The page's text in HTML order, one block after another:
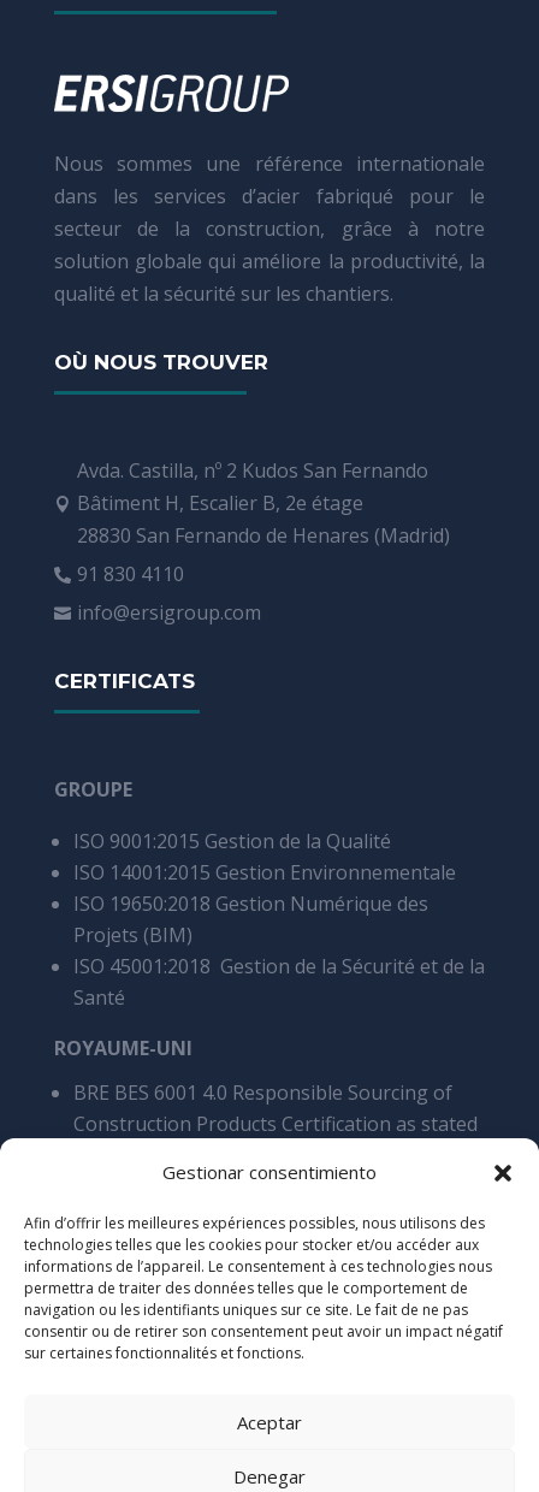
Gestionar consentimiento
Afin d’offrir les meilleures expériences possibles, nous utilisons des
technologies telles que les cookies pour stocker et/ou accéder aux
informations de l’appareil. Le consentement à ces technologies nous
permettra de traiter des données telles que le comportement de
navigation ou les identifiants uniques sur ce site. Le fait de ne pas
consentir ou de retirer son consentement peut avoir un impact négatif
sur certaines fonctionnalités et fonctions.
Aceptar
Denegar
Nous sommes une référence internationale
dans les services d’acier fabriqué pour le
secteur de la construction, grâce à notre
solution globale qui améliore la productivité, la
qualité et la sécurité sur les chantiers.
OÙ NOUS TROUVER

Avda. Castilla, nº 2 Kudos San Fernando
Bâtiment H, Escalier B, 2e étage
28830 San Fernando de Henares (Madrid)
 91 830 4110
 info@ersigroup.com
CERTIFICATS
GROUPE
ISO 9001:2015 Gestion de la Qualité
ISO 14001:2015 Gestion Environnementale
ISO 19650:2018 Gestion Numérique des
Projets (BIM)
ISO 45001:2018 Gestion de la Sécurité et de la
Santé
ROYAUME-UNI
BRE BES 6001 4.0 Responsible Sourcing of
Construction Products Certification as stated
products, overall SCS v9
Cyber Essentials Certificate of assyrance
Certificate of Acreditation Stamdard 2025
Certificate of Accreditation Elite 2025